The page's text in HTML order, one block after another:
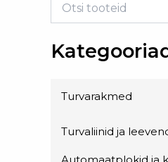
Turvarakmed
Turvaliinid ja